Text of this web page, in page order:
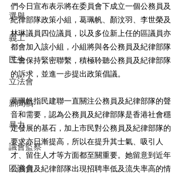
選舉
義工
民生
立法會
新聞稿
暴力
議會監察
區議會
們今日宣布表示將在委員會下成立一個公務員及
紀律部隊政策小組，葛珮帆、顏汶羽、李世榮及
林琳議員四位議員，以及多位新上任的區議員亦
都會加入該小組，小組將與各公務員及紀律部隊
工會保持緊密聯繫，積極聆聽公務員及紀律部隊
的訴求，並進一步提出政策倡議。
葛珮帆指民建聯一直關注公務員及紀律部隊的聲
音和需要，認為公務員及紀律部隊是香港社會穩
定發展的基石，加上市民對公務員及紀律部隊的
要求亦日漸提高，所以在提升其士氣、吸引人
才、留住人才等方面都至關重要。她留意到近年
公務員及紀律部隊出現招聘率低及流失率高的情